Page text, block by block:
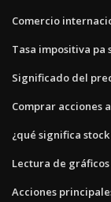
Comercio
Tasa impositiva pa
Significado del
Comprar acciones
¿qué significa stock
Lectura de
Acciones